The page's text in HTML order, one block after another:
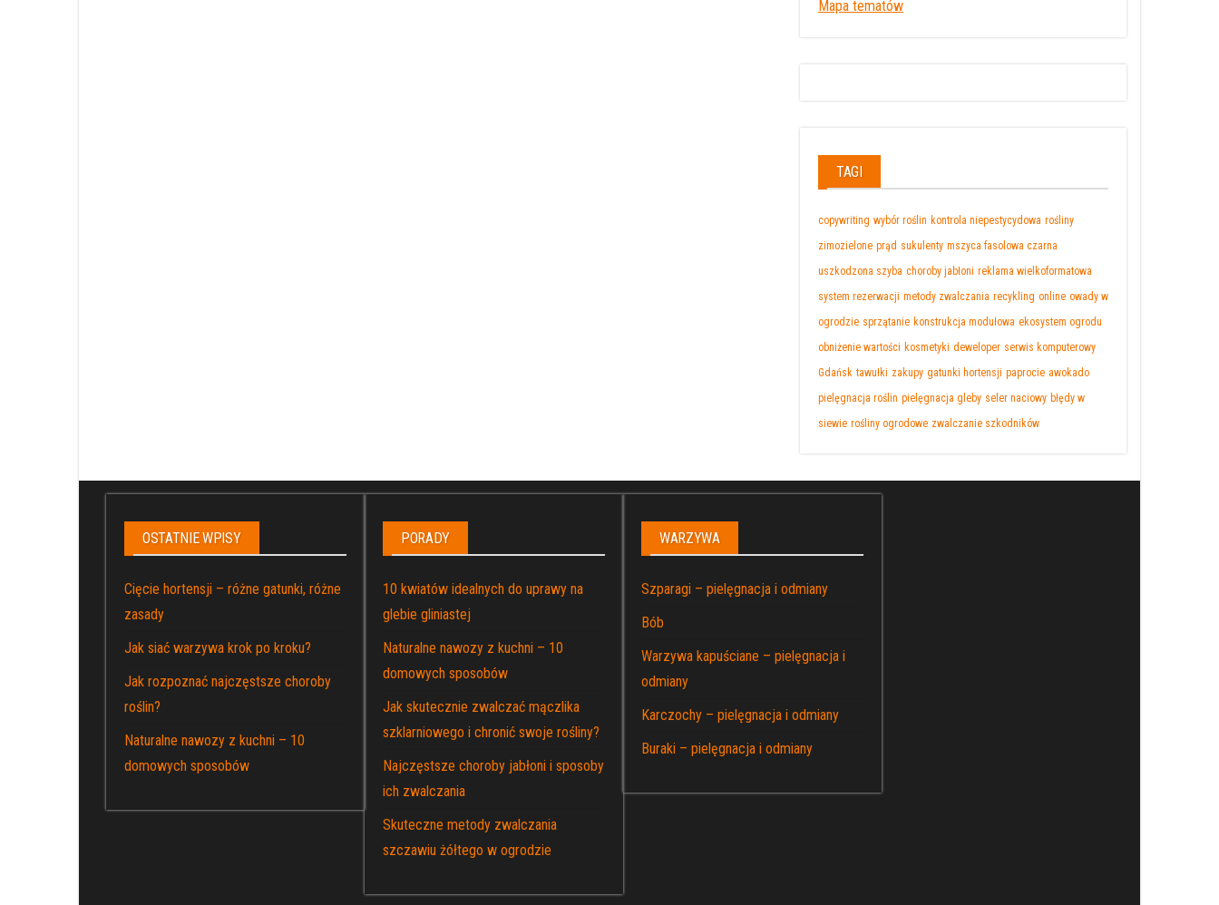
Mapa tematów
TAGI
copywriting wybór roślin kontrola niepestycydowa rośliny
zimozielone prąd sukulenty mszyca fasolowa czarna
uszkodzona szyba choroby jabłoni reklama wielkoformatowa
system rezerwacji metody zwalczania recykling online owady w
ogrodzie sprzątanie konstrukcja modułowa ekosystem ogrodu
obniżenie wartości kosmetyki deweloper serwis komputerowy
Gdańsk tawułki zakupy gatunki hortensji paprocie awokado
pielęgnacja roślin pielęgnacja gleby seler naciowy błędy w
siewie rośliny ogrodowe zwalczanie szkodników
OSTATNIE WPISY
Cięcie hortensji – różne gatunki, różne
zasady
Jak siać warzywa krok po kroku?
Jak rozpoznać najczęstsze choroby
roślin?
Naturalne nawozy z kuchni – 10
domowych sposobów
PORADY
10 kwiatów idealnych do uprawy na
glebie gliniastej
Naturalne nawozy z kuchni – 10
domowych sposobów
Jak skutecznie zwalczać mączlika
szklarniowego i chronić swoje rośliny?
Najczęstsze choroby jabłoni i sposoby
ich zwalczania
Skuteczne metody zwalczania
szczawiu żółtego w ogrodzie
WARZYWA
Szparagi – pielęgnacja i odmiany
Bób
Warzywa kapuściane – pielęgnacja i
odmiany
Karczochy – pielęgnacja i odmiany
Buraki – pielęgnacja i odmiany